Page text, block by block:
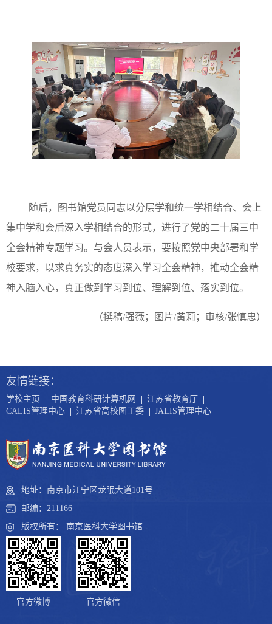
随后，图书馆党员同志以分层学和统一学相结合、会上
集中学和会后深入学相结合的形式，进行了党的二十届三中
全会精神专题学习。与会人员表示，要按照党中央部署和学
校要求，以求真务实的态度深入学习全会精神，推动全会精
神入脑入心，真正做到学习到位、理解到位、落实到位。
（撰稿/强薇；图片/黄莉；审核/张慎忠）
友情链接：
学校主页 | 中国教育科研计算机网 | 江苏省教育厅 |
CALIS管理中心 | 江苏省高校图工委 | JALIS管理中心
地址：南京市江宁区龙眠大道101号
邮编：211166
版权所有： 南京医科大学图书馆
官方微博 官方微信